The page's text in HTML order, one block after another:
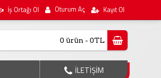
İş Ortağı Ol Oturum Aç Kayıt Ol
0 ürün - 0TL
İLETİŞİM